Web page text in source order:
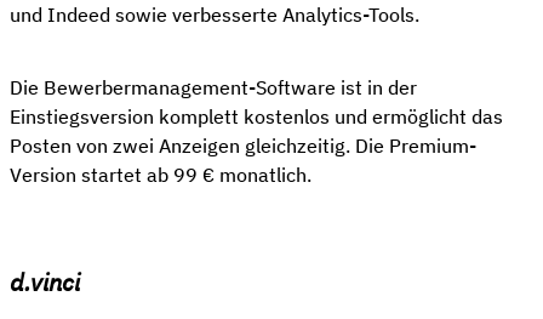
und Indeed sowie verbesserte Analytics-Tools.
Die Bewerbermanagement-Software ist in der
Einstiegsversion komplett kostenlos und ermöglicht das
Posten von zwei Anzeigen gleichzeitig. Die Premium-
Version startet ab 99 € monatlich.
d.vinci